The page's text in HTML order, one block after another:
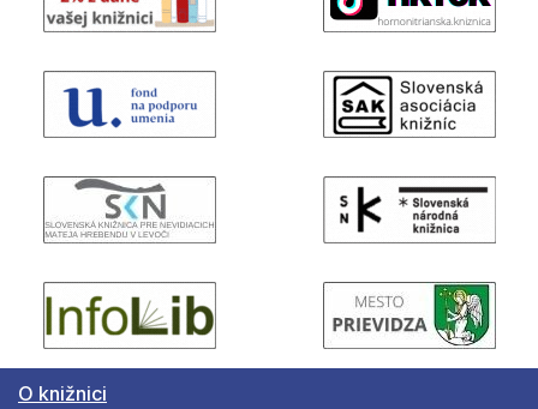
O knižnici